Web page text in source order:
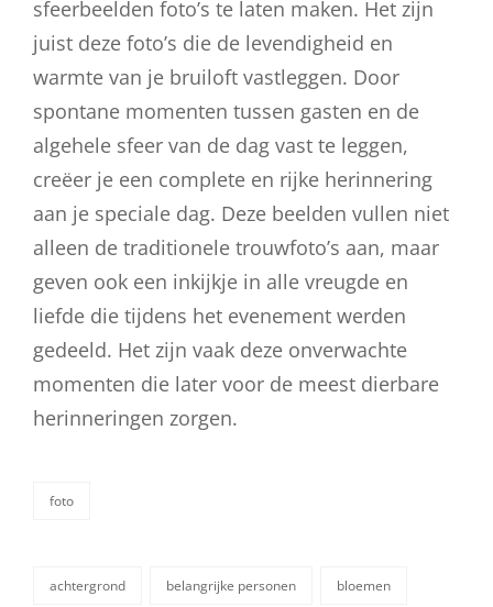
sfeerbeelden foto’s te laten maken. Het zijn
juist deze foto’s die de levendigheid en
warmte van je bruiloft vastleggen. Door
spontane momenten tussen gasten en de
algehele sfeer van de dag vast te leggen,
creëer je een complete en rijke herinnering
aan je speciale dag. Deze beelden vullen niet
alleen de traditionele trouwfoto’s aan, maar
geven ook een inkijkje in alle vreugde en
liefde die tijdens het evenement werden
gedeeld. Het zijn vaak deze onverwachte
momenten die later voor de meest dierbare
herinneringen zorgen.
foto
achtergrond belangrijke personen bloemen